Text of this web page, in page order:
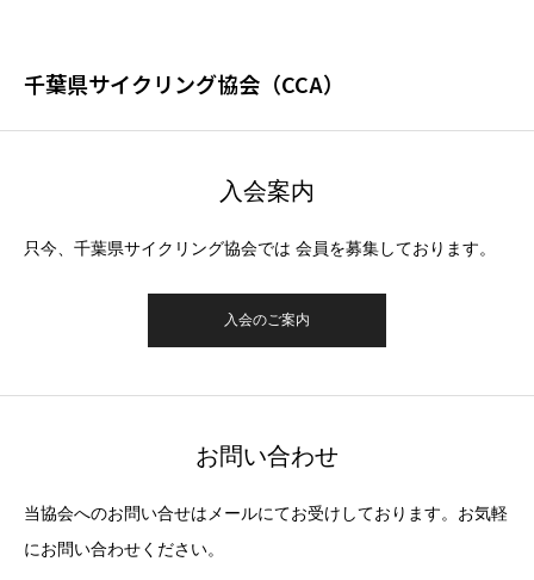
千葉県サイクリング協会（CCA）
入会案内
只今、千葉県サイクリング協会では 会員を募集しております。
入会のご案内
お問い合わせ
当協会へのお問い合せはメールにてお受けしております。お気軽
にお問い合わせください。